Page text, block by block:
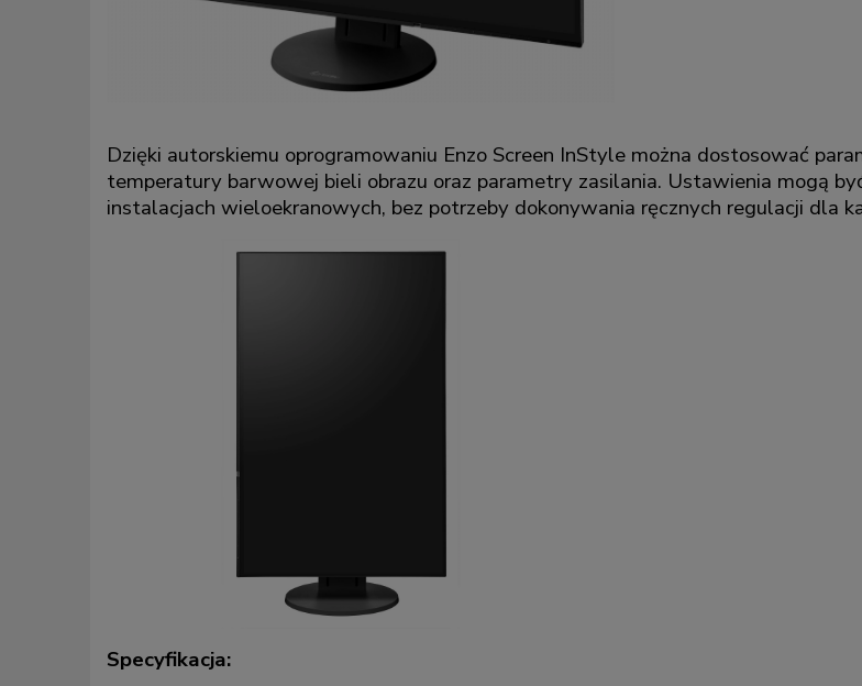
Dzięki autorskiemu oprogramowaniu Enzo Screen InStyle można dostosować
temperatury barwowej bieli obrazu oraz parametry zasilania. Ustawienia mogą
instalacjach wieloekranowych, bez potrzeby dokonywania ręcznych regulacji dla
Specyfikacja: